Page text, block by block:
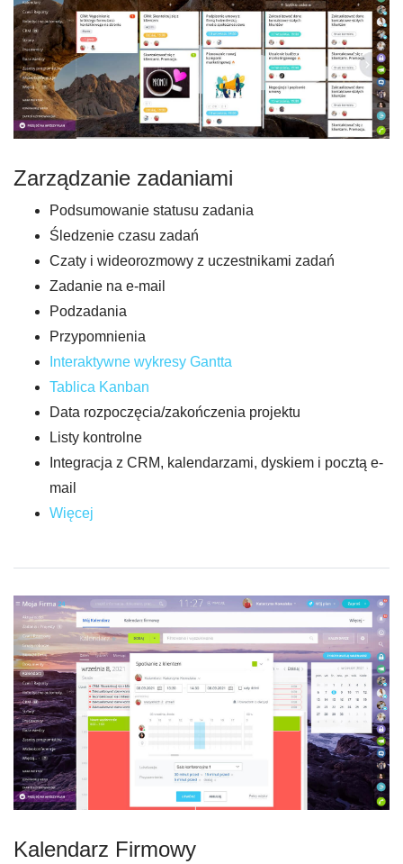
Zarządzanie zadaniami
Podsumowanie statusu zadania
Śledzenie czasu zadań
Czaty i wideorozmowy z uczestnikami zadań
Zadanie na e-mail
Podzadania
Przypomnienia
Interaktywne wykresy Gantta
Tablica Kanban
Data rozpoczęcia/zakończenia projektu
Listy kontrolne
Integracja z CRM, kalendarzami, dyskiem i pocztą e-
mail
Więcej
Kalendarz Firmowy